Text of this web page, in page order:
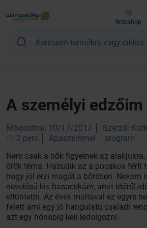
Webshop
A személyi edzőim
Módosítva: 10/17/2017
Szerző:
2 perc
Apaszemmel
program
Nem csak a nők figyelnek az
örök téma. Hazudik az a pocakos férfi
hogy jól érzi magát a bőrében. Nekem
nevelésű kis hasacskám, amit időről-
eltüntetni. Az évek múltával ez egyre
felett ami egy jó hangulatú családi
azt egy hónapig kell ledolgozni.